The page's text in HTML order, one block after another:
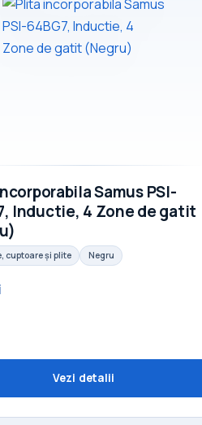
Samus PSI-
Inductie, 4 Zone de gatit
cuptoare și plite Negru
Vezi detalii